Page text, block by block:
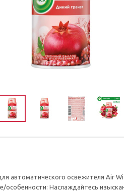
автоматического освежителя Air
особенности: Наслаждайтесь